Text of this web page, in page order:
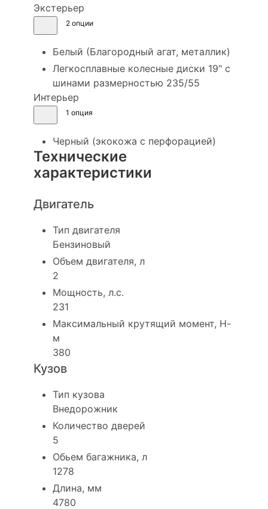
Экстерьер
2 опции
Белый (Благородный агат, металлик)
Легкосплавные колесные диски 19" с
шинами размерностью 235/55
Интерьер
1 опция
Черный (экокожа с перфорацией)
Технические
характеристики
Двигатель
Тип двигателя
Бензиновый
Объем двигателя, л
2
Мощность, л.с.
231
Максимальный крутящий момент, Н-
м
380
Кузов
Тип кузова
Внедорожник
Количество дверей
5
Обьем багажника, л
1278
Длина, мм
4780